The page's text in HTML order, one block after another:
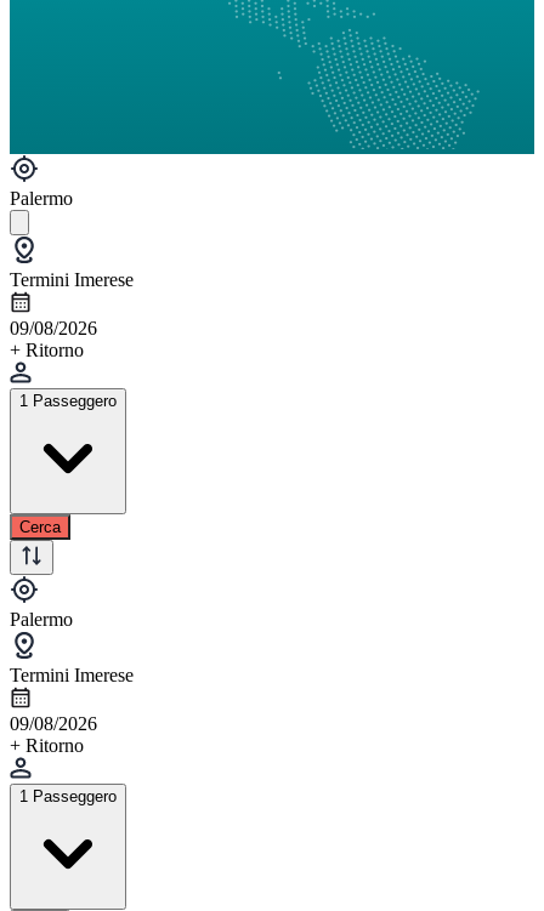
Palermo
Termini Imerese
09/08/2026
+ Ritorno
1 Passeggero
Cerca
Palermo
Termini Imerese
09/08/2026
+ Ritorno
1 Passeggero